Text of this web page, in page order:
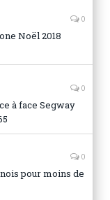
0
Noël 2018
0
à face Segway
0
pour moins de